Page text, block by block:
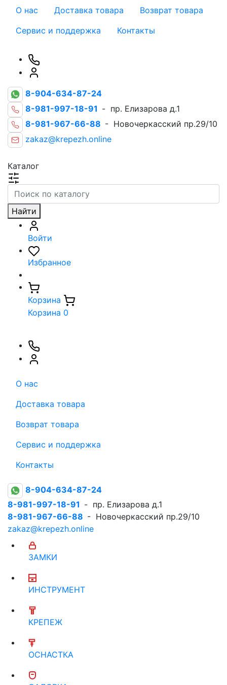
О нас Доставка товара
Возврат товара
Сервис и поддержка
Контакты
8-904-634-87-24
8-981-997-18-91 - пр. Елизарова д.1
8-981-967-66-88 - Новочеркасский пр.29/10
zakaz@krepezh.online
Каталог
Найти
Войти
Избранное
Корзина
Корзина 0
О нас
Доставка товара
Возврат товара
Сервис и поддержка
Контакты
8-904-634-87-24
8-981-997-18-91 - пр. Елизарова д.1
8-981-967-66-88 - Новочеркасский пр.29/10
zakaz@krepezh.online
ЗАМКИ
ИНСТРУМЕНТ
КРЕПЕЖ
ОСНАСТКА